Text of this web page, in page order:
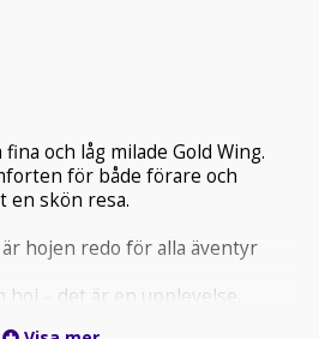
och låg milade Gold Wing.
för både förare och
en skön resa.
hojen redo för alla äventyr
– det är en upplevelse.